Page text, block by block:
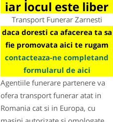
iar locul este liber
Transport Funerar Zarnesti
daca doresti ca afacerea ta sa
fie promovata aici te rugam
contacteaza-ne completand
formularul de aici
Agentiile funerare partenere va
ofera transport funerar atat in
Romania cat si in Europa, cu